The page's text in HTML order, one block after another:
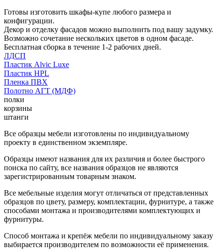
Готовы изготовить шкафы-купе любого размера и
конфигурации.
Декор и отделку фасадов можно выполнить под вашу задумку.
Возможно сочетание нескольких цветов в одном фасаде.
Бесплатная сборка в течение 1-2 рабочих дней.
ЛДСП
Пластик Alvic Luxe
Пластик HPL
Пленка ПВХ
Полотно АГТ (МДФ)
полки
корзины
штанги
Все образцы мебели изготовлены по индивидуальному
проекту в единственном экземпляре.
Образцы имеют названия для их различия и более быстрого
поиска по сайту, все названия образцов не являются
зарегистрированным товарным знаком.
Все мебельные изделия могут отличаться от представленных
образцов по цвету, размеру, комплектации, фурнитуре, а также
способами монтажа и производителями комплектующих и
фурнитуры.
Способ монтажа и крепёж мебели по индивидуальному заказу
выбирается производителем по возможности её применения.